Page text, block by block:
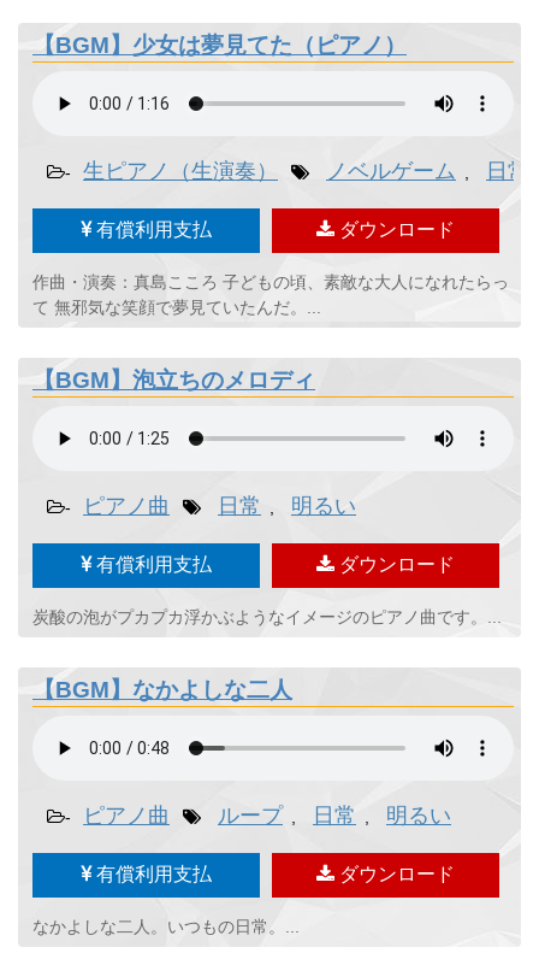
【BGM】少女は夢見てた（ピアノ）
- 生ピアノ（生演奏） ノベルゲーム 日常
有償利用支払 ダウンロード
作曲・演奏：真島こころ 子どもの頃、素敵な大人になれたらっ
て 無邪気な笑顔で夢見ていたんだ。...
【BGM】泡立ちのメロディ
- ピアノ曲 日常 明るい
有償利用支払 ダウンロード
炭酸の泡がプカプカ浮かぶようなイメージのピアノ曲です。...
【BGM】なかよしな二人
- ピアノ曲 ループ 日常 明るい
有償利用支払 ダウンロード
なかよしな二人。いつもの日常。...